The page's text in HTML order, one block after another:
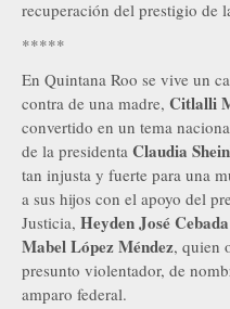
recuperación del prestigio de
*****
En Quintana Roo se vive un
contra de una madre, Citlalli
convertido en un tema
de la presidenta Claudia
tan injusta y fuerte para una
a sus hijos con el apoyo del
Justicia, Heyden José
Mabel López Méndez, quien
presunto violentador, de
amparo federal.